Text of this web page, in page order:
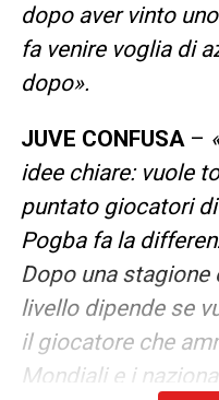
dopo aver vinto
fa venire voglia di
dopo».
JUVE CONFUSA–
idee chiare: vuole
puntato giocatori
Pogba fa la
Dopo una stagione
livello dipende se
il giocatore che
Mondiali e i